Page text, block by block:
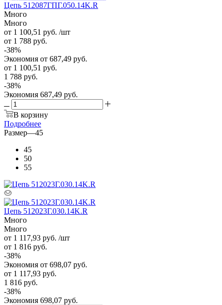
Цепь 512087ГПГ.050.14K.R
Много
Много
от 1 100,51 руб. /шт
от 1 788 руб.
-38%
Экономия от 687,49 руб.
от 1 100,51 руб.
1 788 руб.
-38%
Экономия 687,49 руб.
В корзину
Подробнее
Размер—45
45
50
55
Цепь 512023Г.030.14K.R
Много
Много
от 1 117,93 руб. /шт
от 1 816 руб.
-38%
Экономия от 698,07 руб.
от 1 117,93 руб.
1 816 руб.
-38%
Экономия 698,07 руб.